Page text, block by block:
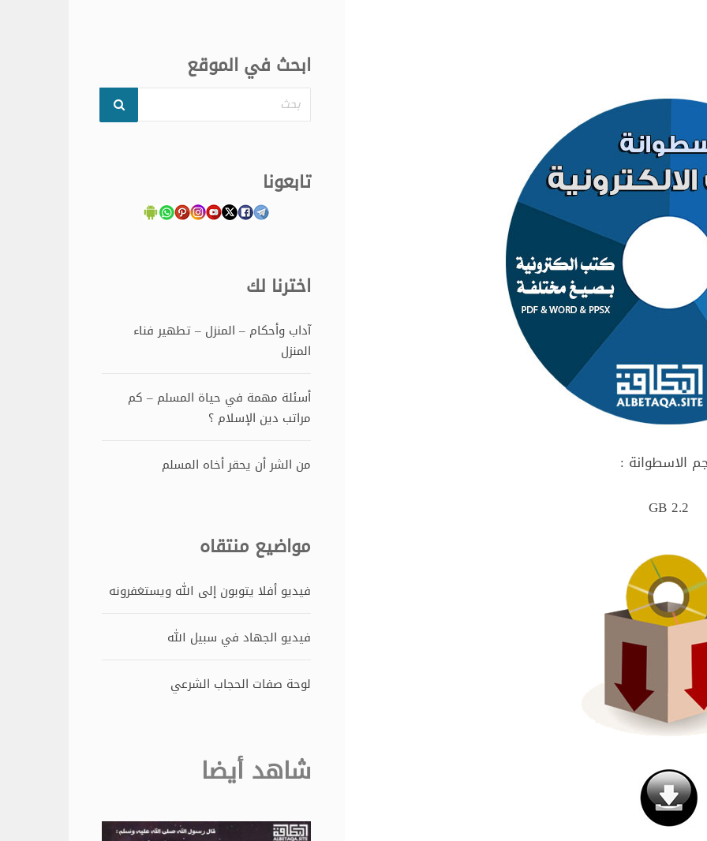
الاسطوانة :
2.2 GB
ابحث في الموقع
تابعونا
اخترنا لك
آداب وأحكام – المنزل – تطهير فناء
المنزل
أسئلة مهمة في حياة المسلم – كم
مراتب دين الإسلام ؟
من الشر أن يحقر أخاه المسلم
مواضيع منتقاه
فيديو أفلا يتوبون إلى الله ويستغفرونه
فيديو الجهاد في سبيل الله
لوحة صفات الحجاب الشرعي
شاهد أيضا